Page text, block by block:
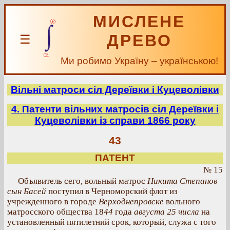
☰
МИСЛЕНЕ
ДРЕВО
Ми робимо Україну – українською!
Вільні матроси сіл Дереївки і Куцеволівки
4. Патенти вільних матросів сіл Дереївки і
Куцеволівки із справи 1866 року
43
ПАТЕНТ
№ 15
Объявитель сего, вольный матрос Никита Степанов
сын Басей поступил в Черноморский флот из
учрежденного в городе Верходнепровске вольного
матросского общества 1844 года августа 25 числа на
установленный пятилетний срок, который, служа с того